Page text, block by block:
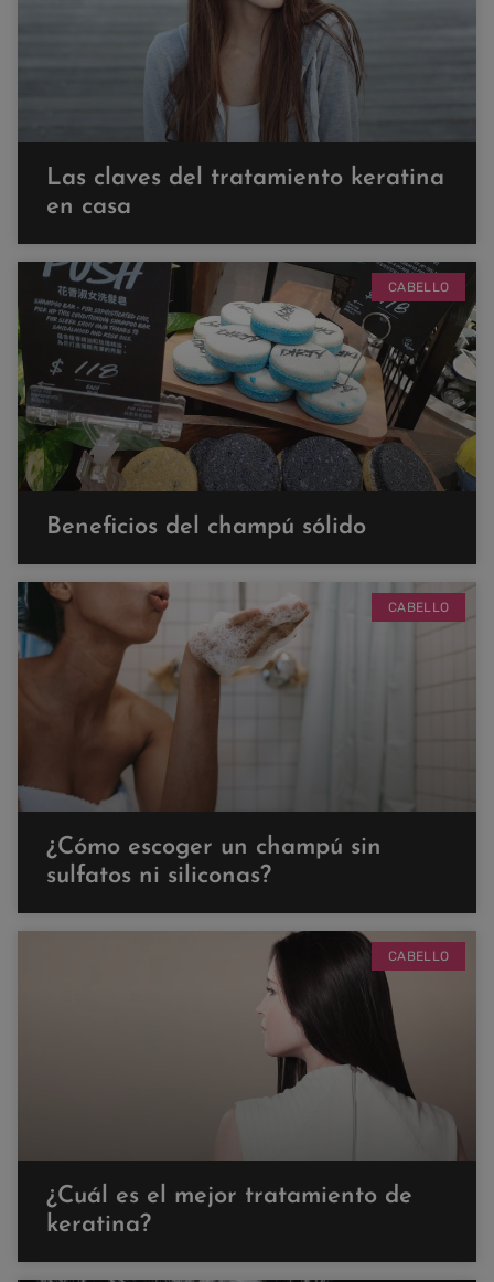
Las claves del tratamiento keratina
en casa
CABELLO
Beneficios del champú sólido
CABELLO
¿Cómo escoger un champú sin
sulfatos ni siliconas?
CABELLO
¿Cuál es el mejor tratamiento de
keratina?